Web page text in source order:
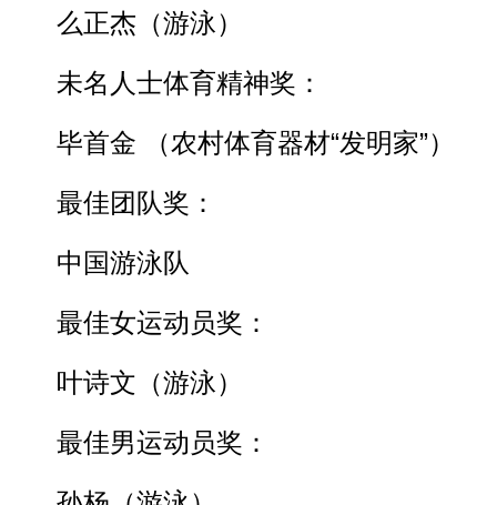
么正杰（游泳）
未名人士体育精神奖：
毕首金 （农村体育器材“发明家”）
最佳团队奖：
中国游泳队
最佳女运动员奖：
叶诗文（游泳）
最佳男运动员奖：